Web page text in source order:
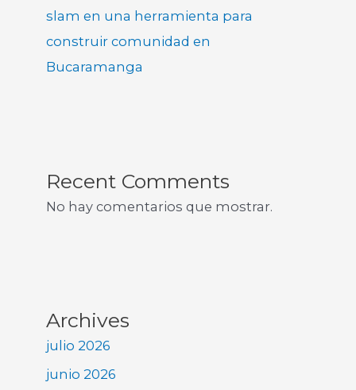
slam en una herramienta para
construir comunidad en
Bucaramanga
Recent Comments
No hay comentarios que mostrar.
Archives
julio 2026
junio 2026